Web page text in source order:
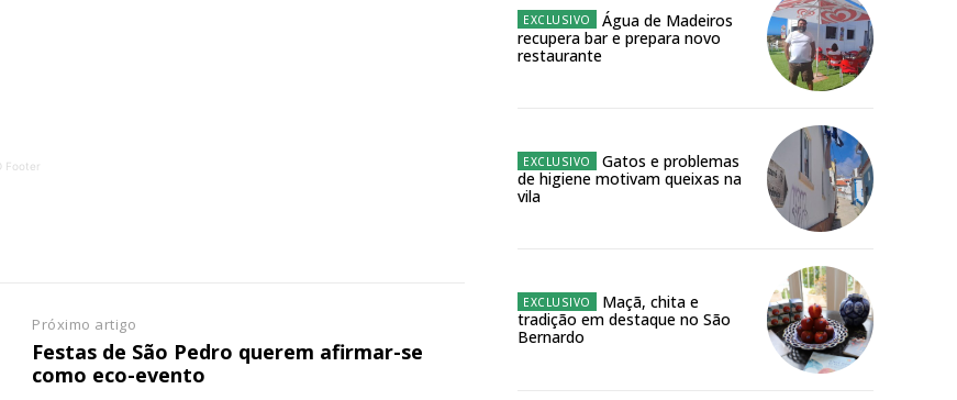
Acesso ao conteúdo online
Footer
Próximo artigo
Festas de São Pedro querem afirmar-se
como eco-evento
Água de Madeiros
recupera bar e prepara novo
restaurante
Gatos e problemas
de higiene motivam queixas na
vila
Maçã, chita e
tradição em destaque no São
Bernardo